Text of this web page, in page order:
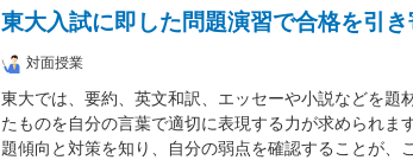
東大入試に即した問題演習で合格を引き
対面授業
東大では、要約、英文和訳、エッセーや小説などを題
たものを自分の言葉で適切に表現する力が求められ
題傾向と対策を知り、自分の弱点を確認することが、